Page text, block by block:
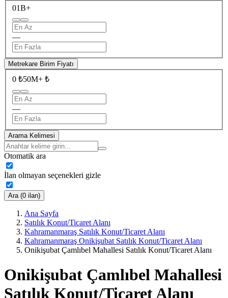
01B+
—
Metrekare Birim Fiyatı
0 ₺50M+ ₺
—
Arama Kelimesi
Otomatik ara
İlan olmayan seçenekleri gizle
Ara (0 ilan)
Ana Sayfa
Satılık Konut/Ticaret Alanı
Kahramanmaraş Satılık Konut/Ticaret Alanı
Kahramanmaraş Onikişubat Satılık Konut/Ticaret Alanı
Onikişubat Çamlıbel Mahallesi Satılık Konut/Ticaret Alanı
Onikişubat Çamlıbel Mahallesi
Satılık Konut/Ticaret Alanı